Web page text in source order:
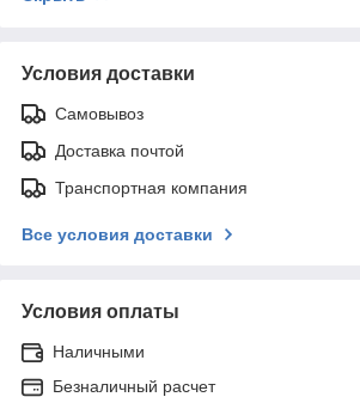
Условия доставки
Самовывоз
Доставка почтой
Транспортная компания
Все условия доставки
Условия оплаты
Наличными
Безналичный расчет